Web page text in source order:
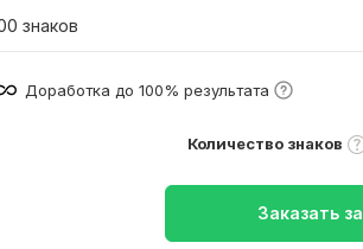
знаков
Доработка до 100% результата
Количество знаков
Заказать за